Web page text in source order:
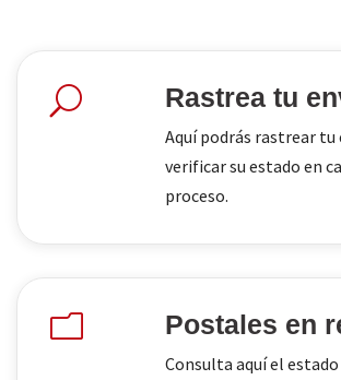
U Rastrea tu
Aquí podrás rastrear tu
verificar su estado en
proceso.
m Postales en
Consulta aquí el estado